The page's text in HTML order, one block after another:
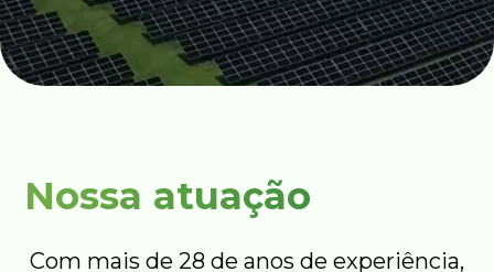
Nossa atuação
Com mais de 28 de anos de experiência,